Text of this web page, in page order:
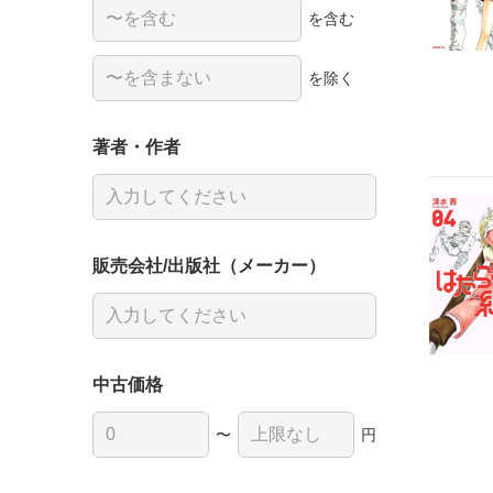
を含む
を除く
著者・作者
販売会社/出版社（メーカー）
中古価格
〜 円